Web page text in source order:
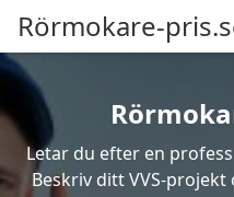
Rörmokare-
Letar du efter en
Beskriv ditt VVS-